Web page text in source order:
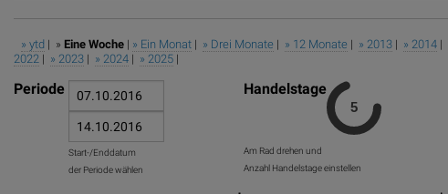
» ytd | » Eine Woche | » Ein Monat | » Drei Monate | » 12 Monate | » 2013 | » 2014 |
2022 | » 2023 | » 2024 | » 2025 |
Periode
Start-/Enddatum
der Periode wählen
Handelstage
Am Rad drehen und
Anzahl Handelstage einstellen